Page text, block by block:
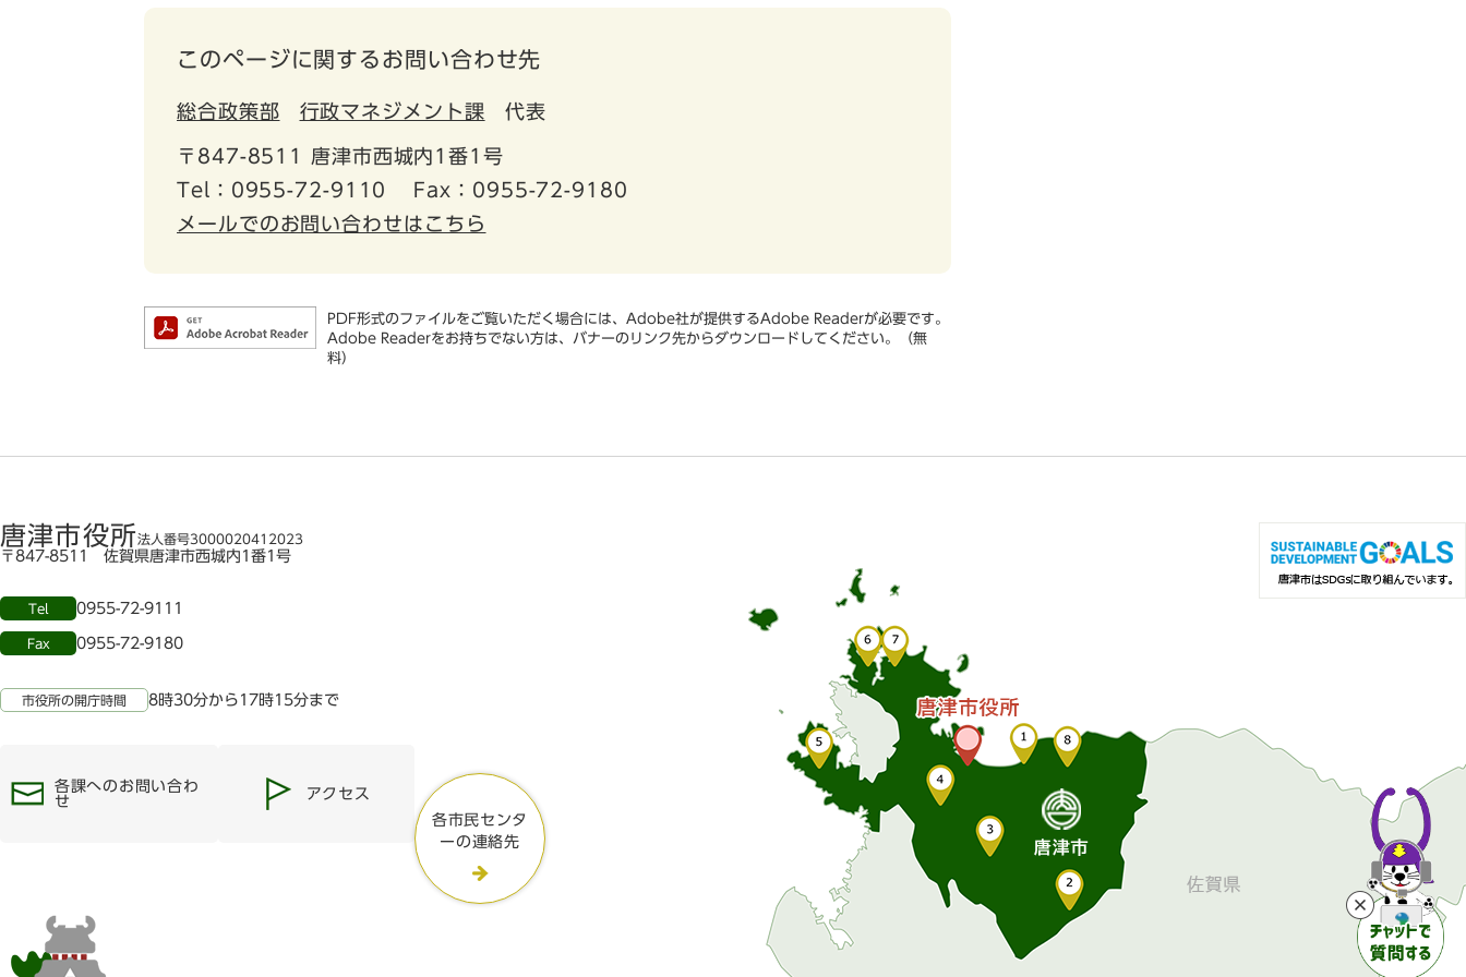
このページに関するお問い合わせ先
総合政策部 行政マネジメント課 代表
〒847-8511 唐津市西城内1番1号
Tel：0955-72-9110
Fax：0955-72-9180
メールでのお問い合わせはこちら
PDF形式のファイルをご覧いただく場合には、Adobe社が提供するAdobe Readerが必要です。
Adobe Readerをお持ちでない方は、バナーのリンク先からダウンロードしてください。（無
料）
唐津市役所法人番号3000020412023
〒847-8511 佐賀県唐津市西城内1番1号
Tel 0955-72-9111
Fax 0955-72-9180
市役所の開庁時間 8時30分から17時15分まで
各課へのお問い合わ
せ
アクセス
各市民センタ
ーの連絡先